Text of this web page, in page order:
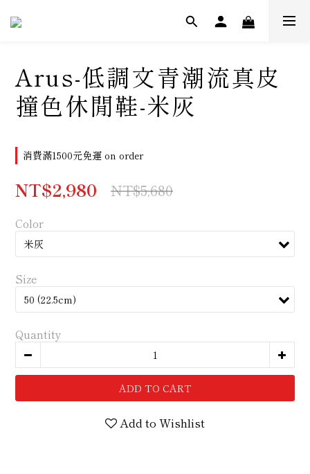
Arus-低調文青潮流真皮
撞色休閒鞋-米灰
消費滿1500元免運 on order
NT$2,980 NT$5,680
Color
Size
Quantity
ADD TO CART
Add to Wishlist